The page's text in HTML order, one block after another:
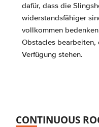
dafür, dass die
widerstandsfähiger
vollkommen
Obstacles bearbeiten,
Verfügung stehen.
CONTINUOUS